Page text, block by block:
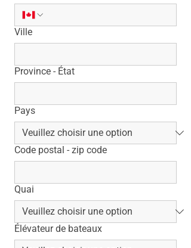
Ville
Province - État
Pays
Code postal - zip code
Quai
Élévateur de bateaux